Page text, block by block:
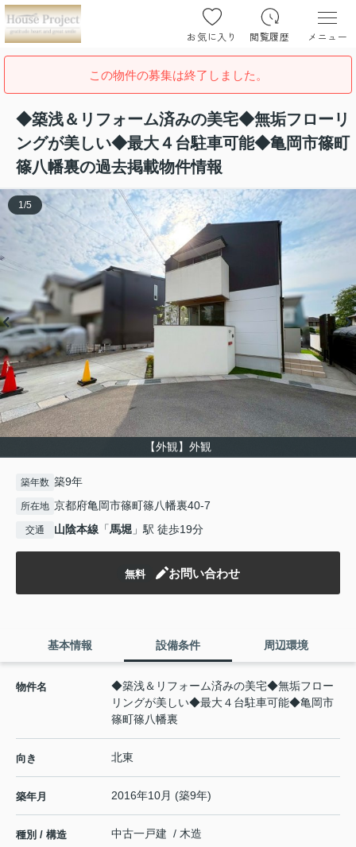
お気に入り 閲覧履歴 メニュー
この物件の募集は終了しました。
◆築浅＆リフォーム済みの美宅◆無垢フローリ
ングが美しい◆最大４台駐車可能◆亀岡市篠町
篠八幡裏の過去掲載物件情報
【外観】外観
1 /5
築年数 築9年
所在地 京都府亀岡市篠町篠八幡裏40-7
交通 山陰本線 「馬堀 」駅 徒歩19分
無料 お問い合わせ
基本情報 設備条件 周辺環境
物件名
◆築浅＆リフォーム済みの美宅◆無垢フロー
リングが美しい◆最大４台駐車可能◆亀岡市
篠町篠八幡裏
向き 北東
築年月 2016年10月 (築9年)
種別 / 構造 中古一戸建 / 木造